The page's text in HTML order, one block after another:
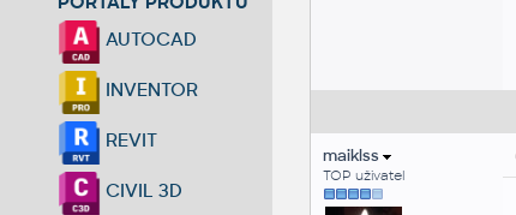
AUTOCAD
INVENTOR
REVIT
CIVIL 3D
maiklss
TOP uživatel